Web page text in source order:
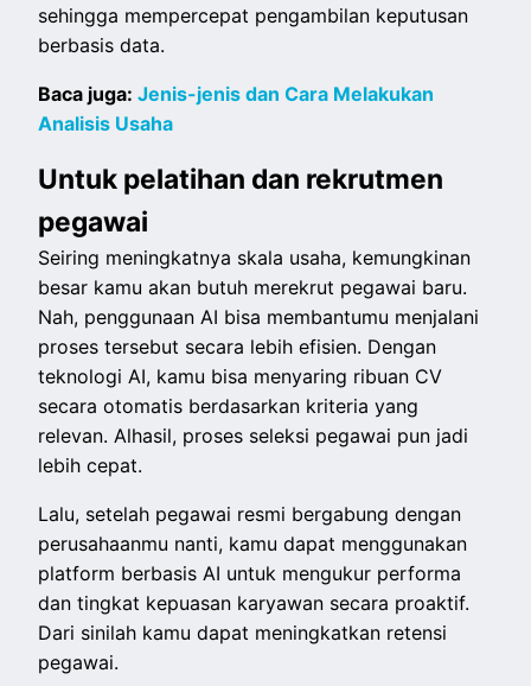
sehingga mempercepat pengambilan keputusan
berbasis data.
Baca juga:Jenis-jenis dan Cara Melakukan
Analisis Usaha
Untuk pelatihan dan rekrutmen
pegawai
Seiring meningkatnya skala usaha, kemungkinan
besar kamu akan butuh merekrut pegawai baru.
Nah, penggunaan AI bisa membantumu menjalani
proses tersebut secara lebih efisien. Dengan
teknologi AI, kamu bisa menyaring ribuan CV
secara otomatis berdasarkan kriteria yang
relevan. Alhasil, proses seleksi pegawai pun jadi
lebih cepat.
Lalu, setelah pegawai resmi bergabung dengan
perusahaanmu nanti, kamu dapat menggunakan
platform berbasis AI untuk mengukur performa
dan tingkat kepuasan karyawan secara proaktif.
Dari sinilah kamu dapat meningkatkan retensi
pegawai.